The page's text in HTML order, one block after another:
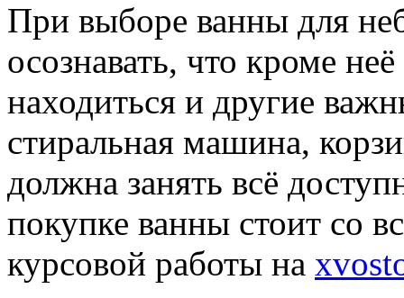
При выборе ванны для
осознавать, что кроме
находиться и другие
стиральная машина,
должна занять всё
покупке ванны стоит со
курсовой работы на